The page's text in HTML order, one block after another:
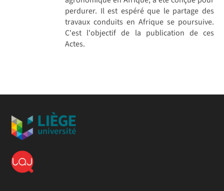
perdurer. Il est espéré que le partage des
travaux conduits en Afrique se poursuive.
C'est l'objectif de la publication de ces
Actes.